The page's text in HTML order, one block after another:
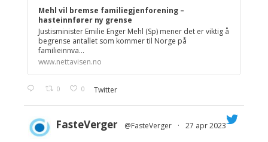
Mehl vil bremse familiegjenforening –
hasteinnfører ny grense
Justisminister Emilie Enger Mehl (Sp) mener det er viktig å
begrense antallet som kommer til Norge på
familieinnva...
www.nettavisen.no
0 0 Twitter
FasteVerger @FasteVerger · 27 apr 2023